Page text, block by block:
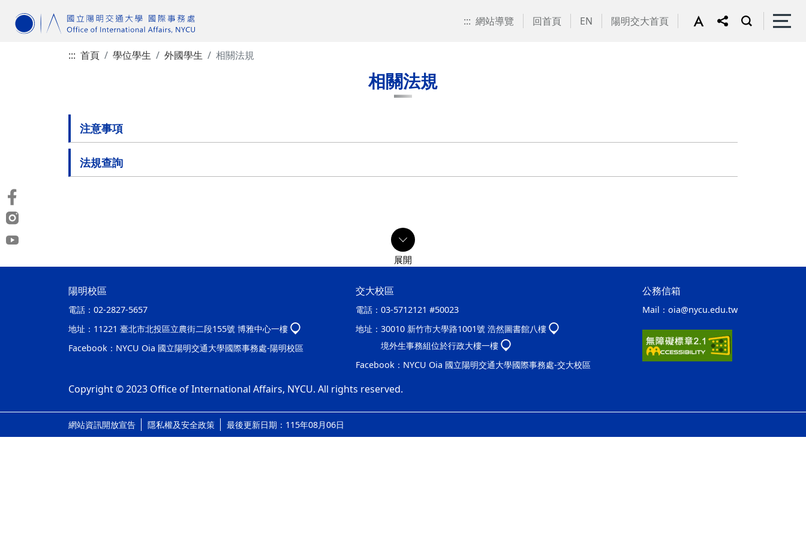
::: 網站導覽 回首頁 EN 陽明交大首頁
::: 首頁 學位學生 外國學生 相關法規
相關法規
注意事項
法規查詢
陽明校區
電話： 02-2827-5657
地址： 11221 臺北市北投區立農街二段155號 博雅中心一樓
Facebook： NYCU Oia 國立陽明交通大學國際事務處-陽明校區
交大校區
電話： 03-5712121 #50023
地址： 30010 新竹市大學路1001號 浩然圖書館八樓
境外生事務組位於行政大樓一樓
Facebook： NYCU Oia 國立陽明交通大學國際事務處-交大校區
公務信箱
Mail： oia@nycu.edu.tw
Copyright © 2023 Office of International Affairs, NYCU. All rights reserved.
網站資訊開放宣告 隱私權及安全政策 最後更新日期：115年08月06日